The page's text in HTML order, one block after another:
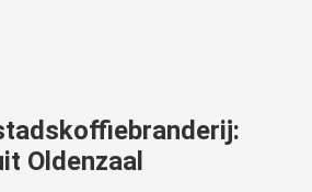
Oldenzaal